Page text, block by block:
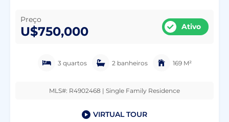
Preço
U$750,000 Ativo
3 quartos 2 banheiros 169 M²
MLS#: R4902468 | Single Family Residence
VIRTUAL TOUR